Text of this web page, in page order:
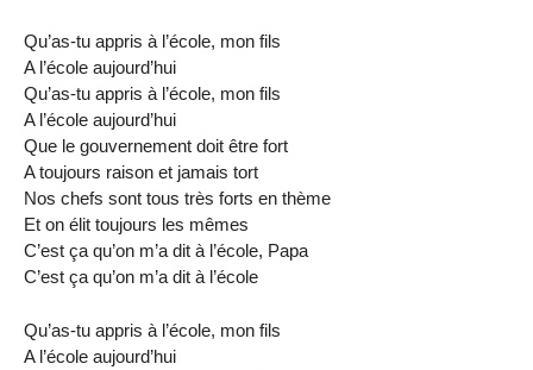
Qu’as-tu appris à l’école, mon fils
A l’école aujourd’hui
Qu’as-tu appris à l’école, mon fils
A l’école aujourd’hui
Que le gouvernement doit être fort
A toujours raison et jamais tort
Nos chefs sont tous très forts en thème
Et on élit toujours les mêmes
C’est ça qu’on m’a dit à l’école, Papa
C’est ça qu’on m’a dit à l’école
Qu’as-tu appris à l’école, mon fils
A l’école aujourd’hui